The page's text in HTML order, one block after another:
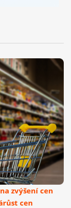
zvýšení cen
cen